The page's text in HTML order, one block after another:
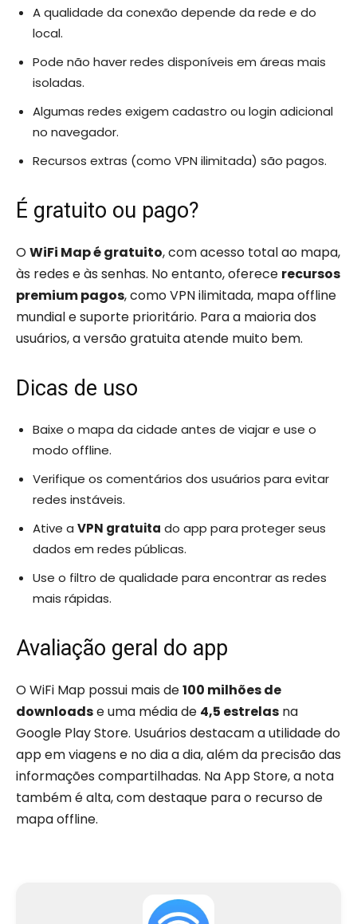
A qualidade da conexão depende da rede e do
local.
Pode não haver redes disponíveis em áreas mais
isoladas.
Algumas redes exigem cadastro ou login adicional
no navegador.
Recursos extras (como VPN ilimitada) são pagos.
É gratuito ou pago?
OWiFi Map é gratuito, com acesso total ao mapa,
às redes e às senhas. No entanto, oferece recursos
premium pagos, como VPN ilimitada, mapa offline
mundial e suporte prioritário. Para a maioria dos
usuários, a versão gratuita atende muito bem.
Dicas de uso
Baixe o mapa da cidade antes de viajar e use o
modo offline.
Verifique os comentários dos usuários para evitar
redes instáveis.
Ative a VPN gratuita do app para proteger seus
dados em redes públicas.
Use o filtro de qualidade para encontrar as redes
mais rápidas.
Avaliação geral do app
O WiFi Map possui mais de100 milhões de
downloadse uma média de 4,5 estrelas na
Google Play Store. Usuários destacam a utilidade do
app em viagens e no dia a dia, além da precisão das
informações compartilhadas. Na App Store, a nota
também é alta, com destaque para o recurso de
mapa offline.